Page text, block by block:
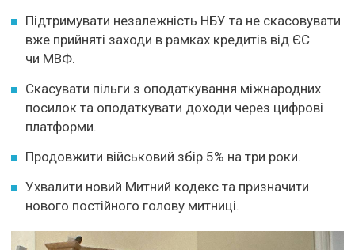
Підтримувати незалежність НБУ та не скасовувати
вже прийняті заходи в рамках кредитів від ЄС
чи МВФ.
Скасувати пільги з оподаткування міжнародних
посилок та оподаткувати доходи через цифрові
платформи.
Продовжити військовий збір 5% на три роки.
Ухвалити новий Митний кодекс та призначити
нового постійного голову митниці.